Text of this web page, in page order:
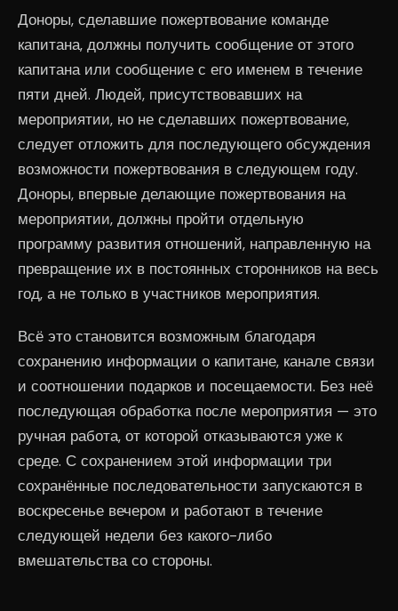
Доноры, сделавшие пожертвование команде
капитана, должны получить сообщение от этого
капитана или сообщение с его именем в течение
пяти дней. Людей, присутствовавших на
мероприятии, но не сделавших пожертвование,
следует отложить для последующего обсуждения
возможности пожертвования в следующем году.
Доноры, впервые делающие пожертвования на
мероприятии, должны пройти отдельную
программу развития отношений, направленную на
превращение их в постоянных сторонников на весь
год, а не только в участников мероприятия.
Всё это становится возможным благодаря
сохранению информации о капитане, канале связи
и соотношении подарков и посещаемости. Без неё
последующая обработка после мероприятия — это
ручная работа, от которой отказываются уже к
среде. С сохранением этой информации три
сохранённые последовательности запускаются в
воскресенье вечером и работают в течение
следующей недели без какого-либо
вмешательства со стороны.